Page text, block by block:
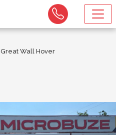
Great Wall Hover